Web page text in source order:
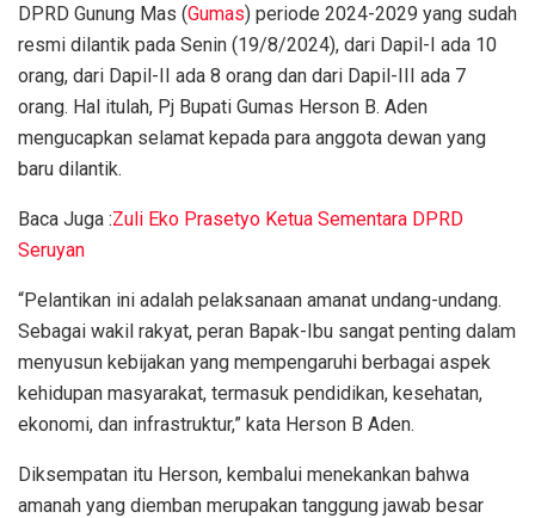
DPRD Gunung Mas (Gumas) periode 2024-2029 yang sudah
resmi dilantik pada Senin (19/8/2024), dari Dapil-I ada 10
orang, dari Dapil-II ada 8 orang dan dari Dapil-III ada 7
orang. Hal itulah, Pj Bupati Gumas Herson B. Aden
mengucapkan selamat kepada para anggota dewan yang
baru dilantik.
Baca Juga :Zuli Eko Prasetyo Ketua Sementara DPRD
Seruyan
“Pelantikan ini adalah pelaksanaan amanat undang-undang.
Sebagai wakil rakyat, peran Bapak-Ibu sangat penting dalam
menyusun kebijakan yang mempengaruhi berbagai aspek
kehidupan masyarakat, termasuk pendidikan, kesehatan,
ekonomi, dan infrastruktur,” kata Herson B Aden.
Diksempatan itu Herson, kembalui menekankan bahwa
amanah yang diemban merupakan tanggung jawab besar